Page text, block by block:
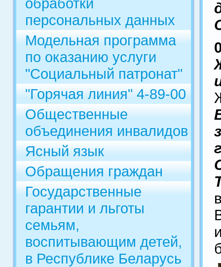
персональных данных
Модельная программа
по оказанию услуги
"Социальный патронат"
"Горячая линия" 4-89-00
Общественные
объединения инвалидов
Ясный язык
Обращения граждан
Государственные
гарантии и льготы
семьям,
воспитывающим детей,
в Республике Беларусь